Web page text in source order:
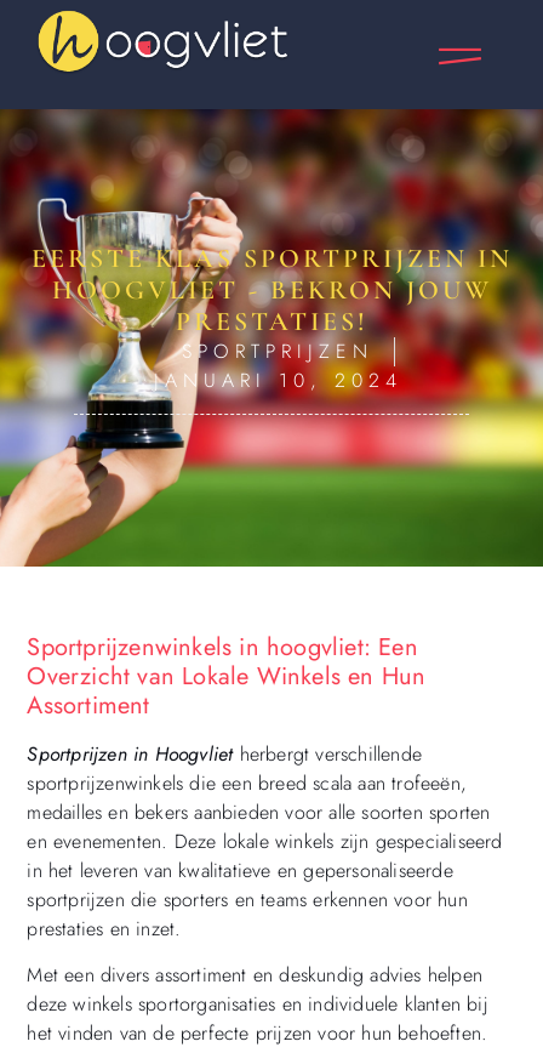
SPORTPRIJZEN
JANUARI 10, 2024
EERSTE KLAS SPORTPRIJZEN IN
HOOGVLIET - BEKRON JOUW
PRESTATIES!
Sportprijzenwinkels in hoogvliet: Een
Overzicht van Lokale Winkels en Hun
Assortiment
Sportprijzen in Hoogvlietherbergt verschillende
sportprijzenwinkels die een breed scala aan trofeeën,
medailles en bekers aanbieden voor alle soorten sporten
en evenementen. Deze lokale winkels zijn gespecialiseerd
in het leveren van kwalitatieve en gepersonaliseerde
sportprijzen die sporters en teams erkennen voor hun
prestaties en inzet.
Met een divers assortiment en deskundig advies helpen
deze winkels sportorganisaties en individuele klanten bij
het vinden van de perfecte prijzen voor hun behoeften.